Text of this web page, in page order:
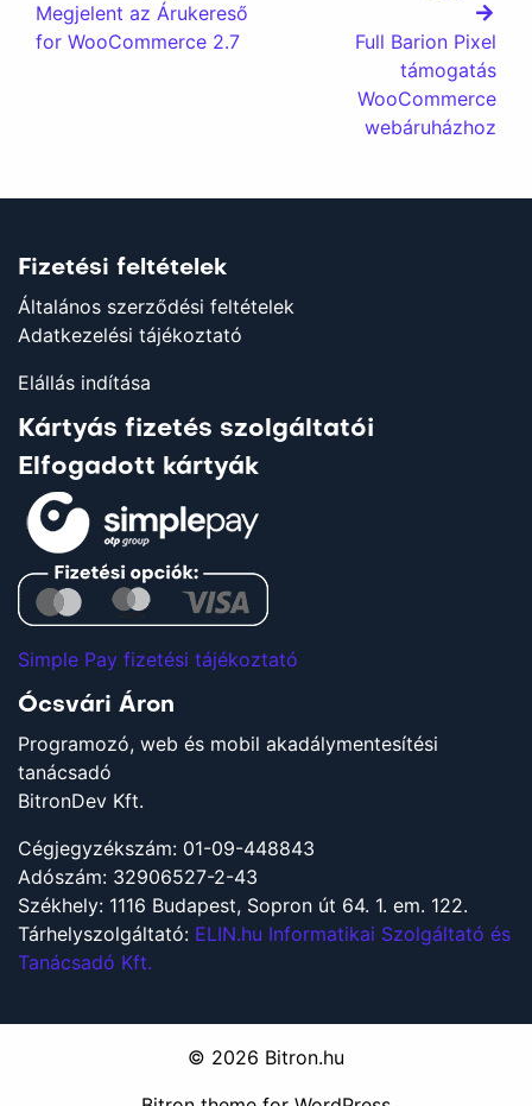
Megjelent az Árukereső
for WooCommerce 2.7
Full Barion Pixel
támogatás
WooCommerce
webáruházhoz
Fizetési feltételek
Általános szerződési feltételek
Adatkezelési tájékoztató
Elállás indítása
Kártyás fizetés szolgáltatói
Elfogadott kártyák
Simple Pay fizetési tájékoztató
Ócsvári Áron
Programozó, web és mobil akadálymentesítési
tanácsadó
BitronDev Kft.
Cégjegyzékszám: 01-09-448843
Adószám: 32906527-2-43
Székhely: 1116 Budapest, Sopron út 64. 1. em. 122.
Tárhelyszolgáltató: ELIN.hu Informatikai Szolgáltató és
Tanácsadó Kft.
© 2026 Bitron.hu